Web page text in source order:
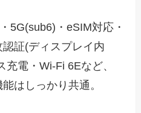
5G(sub6)・eSIM対応・
証(ディスプレイ内
電・Wi-Fi 6Eなど、
はしっかり共通。